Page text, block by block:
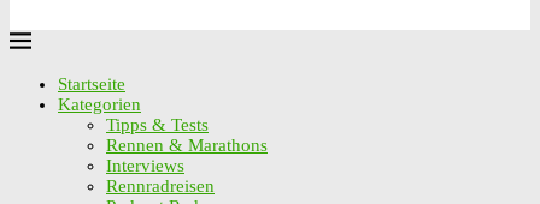
Startseite
Kategorien
Tipps & Tests
Rennen & Marathons
Interviews
Rennradreisen